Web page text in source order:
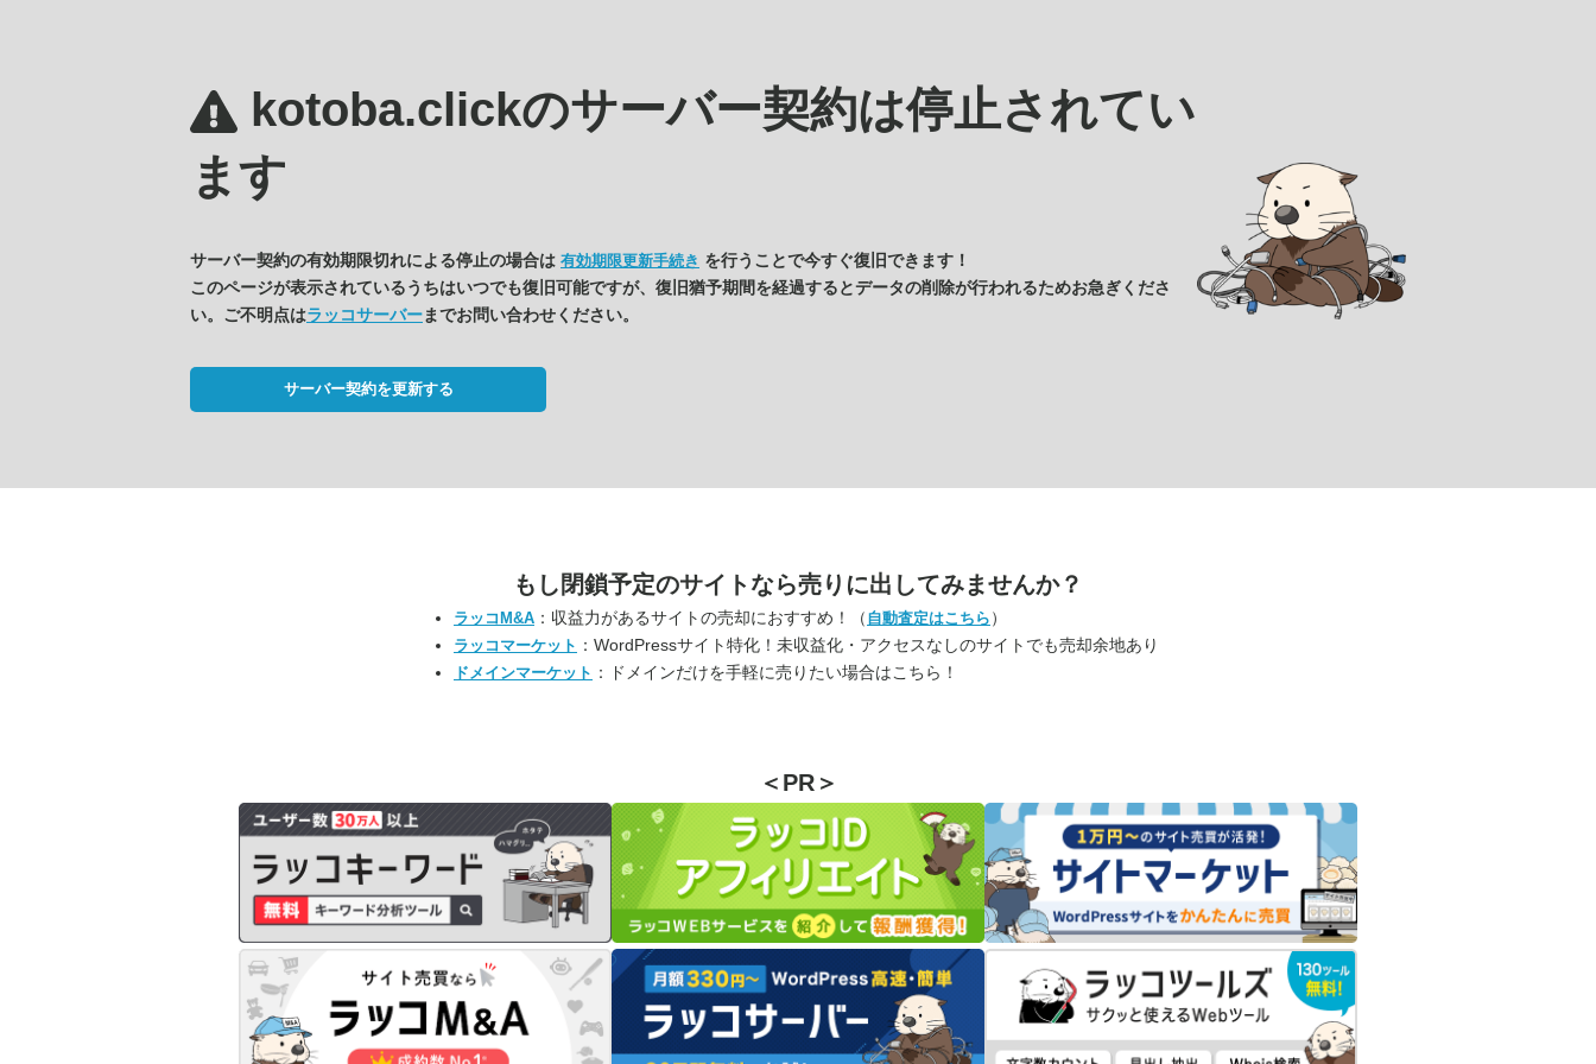
kotoba.clickのサーバー契約は停止されてい
ます
サーバー契約の有効期限切れによる停止の場合は 有効期限更新手続き を行うことで今すぐ復旧できます！
このページが表示されているうちはいつでも復旧可能ですが、復旧猶予期間を経過するとデータの削除が行われるためお急ぎくださ
い。ご不明点はラッコサーバーまでお問い合わせください。
サーバー契約を更新する
もし閉鎖予定のサイトなら売りに出してみませんか？
ラッコM&A ：収益力があるサイトの売却におすすめ！（ 自動査定はこちら ）
ラッコマーケット ：WordPressサイト特化！未収益化・アクセスなしのサイトでも売却余地あり
ドメインマーケット ：ドメインだけを手軽に売りたい場合はこちら！
＜PR＞